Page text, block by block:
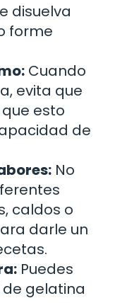
disuelva
forme
Cuando
evita que
esto
de
No
caldos o
darle un
Puedes
gelatina